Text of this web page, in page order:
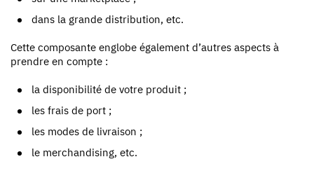
dans la grande distribution, etc.
Cette composante englobe également d’autres aspects à
prendre en compte :
la disponibilité de votre produit ;
les frais de port ;
les modes de livraison ;
le merchandising, etc.